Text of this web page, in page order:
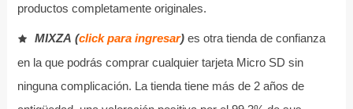
productos completamente originales.
MIXZA (click para ingresar) es otra tienda de confianza
en la que podrás comprar cualquier tarjeta Micro SD sin
ninguna complicación. La tienda tiene más de 2 años de